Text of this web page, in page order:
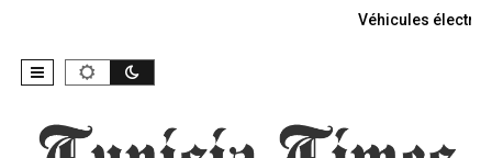
Véhicules